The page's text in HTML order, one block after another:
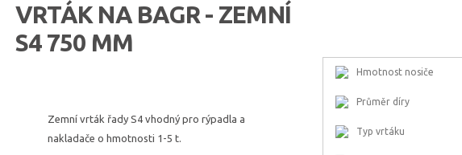
VRTÁK NA BAGR - ZEMNÍ
S4 750 MM
Zemní vrták řady S4 vhodný pro rýpadla a
nakladače o hmotnosti 1-5 t.
Hmotnost nosiče
Průměr díry
Typ vrtáku